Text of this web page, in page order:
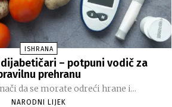
ISHRANA
– potpuni vodič za
prehranu
da se morate odreći hrane i...
NARODNI LIJEK